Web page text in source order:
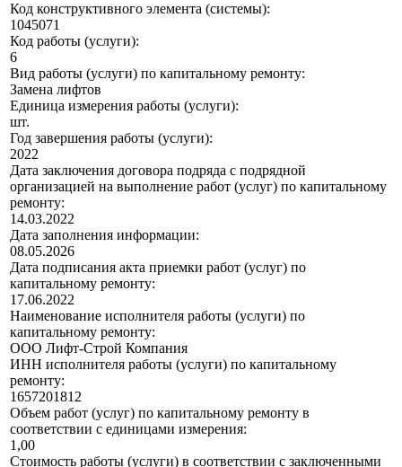
Код конструктивного элемента (системы):
1045071
Код работы (услуги):
6
Вид работы (услуги) по капитальному ремонту:
Замена лифтов
Единица измерения работы (услуги):
шт.
Год завершения работы (услуги):
2022
Дата заключения договора подряда с подрядной
организацией на выполнение работ (услуг) по капитальному
ремонту:
14.03.2022
Дата заполнения информации:
08.05.2026
Дата подписания акта приемки работ (услуг) по
капитальному ремонту:
17.06.2022
Наименование исполнителя работы (услуги) по
капитальному ремонту:
ООО Лифт-Строй Компания
ИНН исполнителя работы (услуги) по капитальному
ремонту:
1657201812
Объем работ (услуг) по капитальному ремонту в
соответствии с единицами измерения:
1,00
Стоимость работы (услуги) в соответствии с заключенными